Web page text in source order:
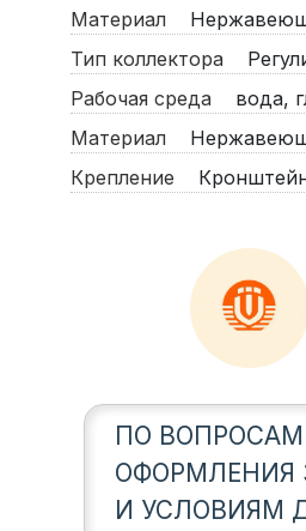
Материал
Тип коллектора
Рабочая среда
вода,
Материал
Крепление
ПО ВОПРОСАМ
ОФОРМЛЕНИЯ
И УСЛОВИЯМ